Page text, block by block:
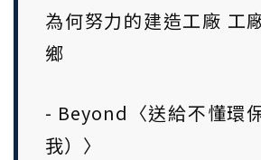
為何努力的建造工廠 工
鄉
- Beyond〈送給不懂環
我）〉